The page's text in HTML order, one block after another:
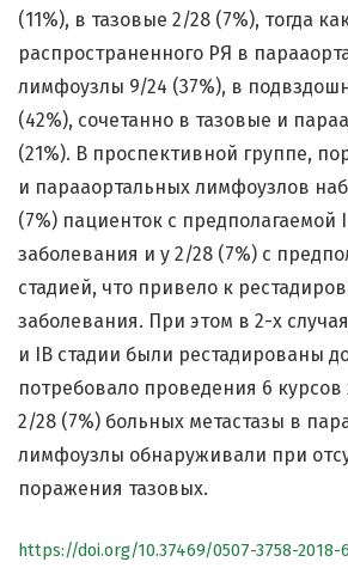
(11%), в тазовые 2/28 (7%), тогда
распространенного РЯ в
лимфоузлы 9/24 (37%), в
(42%), сочетанно в тазовые и
(21%). В проспективной группе,
и парааортальных лимфоузлов
(7%) пациенток с предполагаемой
заболевания и у 2/28 (7%) с
стадией, что привело к
заболевания. При этом в 2-х
и IB стадии были рестадированы
потребовало проведения 6
2/28 (7%) больных метастазы в
лимфоузлы обнаруживали при
поражения тазовых.
https://doi.org/10.37469/0507-3758-2018-